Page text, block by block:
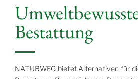
Bestattung
NATURWEG bietet Alternativen für